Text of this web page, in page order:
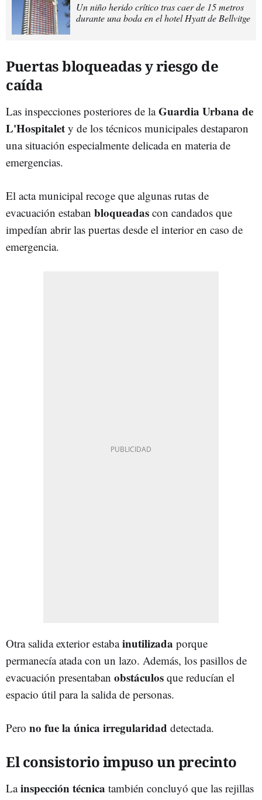
Un niño herido crítico tras caer de 15 metros
durante una boda en el hotel Hyatt de Bellvitge
Puertas bloqueadas y riesgo de
caída
Las inspecciones posteriores de laGuardia Urbana de
L'Hospitalet y de los técnicos municipales destaparon
una situación especialmente delicada en materia de
emergencias.
El acta municipal recoge que algunas rutas de
evacuación estaban bloqueadas con candados que
impedían abrir las puertas desde el interior en caso de
emergencia.
Otra salida exterior estabainutilizada porque
permanecía atada con un lazo. Además, los pasillos de
evacuación presentaban obstáculos que reducían el
espacio útil para la salida de personas.
Pero no fue la única irregularidad detectada.
El consistorio impuso un precinto
Lainspección técnica también concluyó que las rejillas